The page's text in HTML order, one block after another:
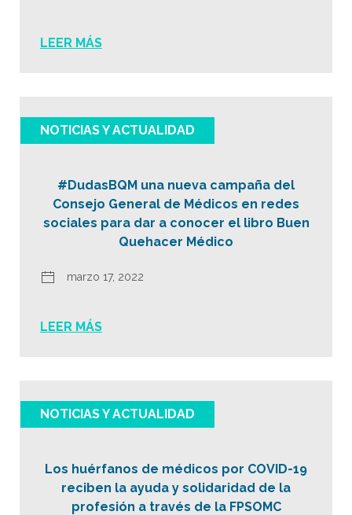
LEER MÁS
NOTICIAS Y ACTUALIDAD
#DudasBQM una nueva campaña del
Consejo General de Médicos en redes
sociales para dar a conocer el libro Buen
Quehacer Médico
marzo 17, 2022
LEER MÁS
NOTICIAS Y ACTUALIDAD
Los huérfanos de médicos por COVID-19
reciben la ayuda y solidaridad de la
profesión a través de la FPSOMC